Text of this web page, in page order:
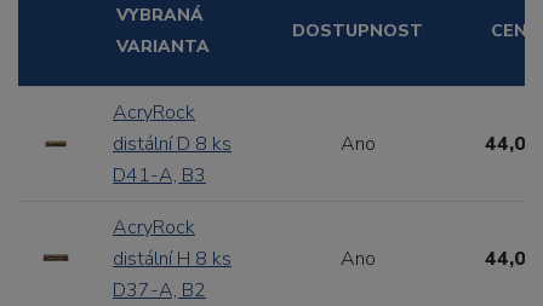
VYBRANÁ
VARIANTA
DOSTUPNOST CENA
AcryRock
distální D 8 ks
D41-A, B3
Ano 44,00
AcryRock
distální H 8 ks
D37-A, B2
Ano 44,00